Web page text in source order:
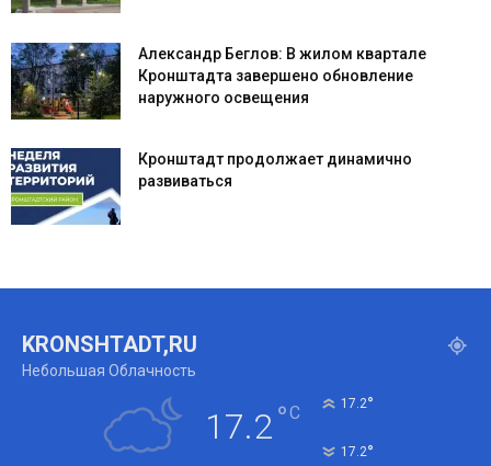
Александр Беглов: В жилом квартале
Кронштадта завершено обновление
наружного освещения
Кронштадт продолжает динамично
развиваться
KRONSHTADT,RU
Небольшая Облачность
17.2°C 17.2°
17.2°